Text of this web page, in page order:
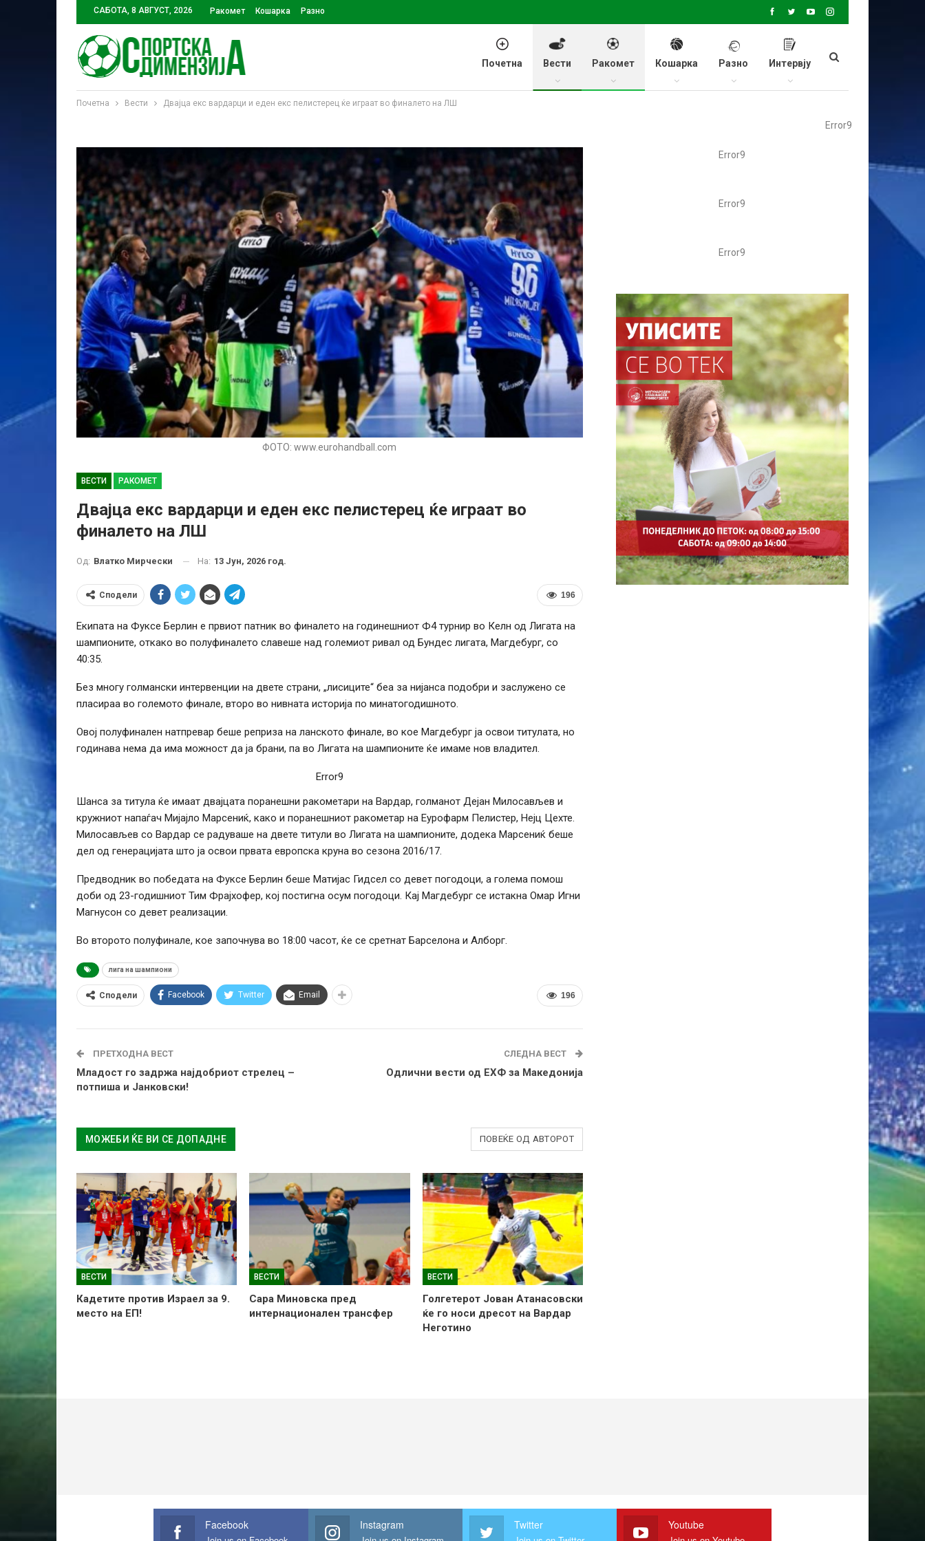
САБОТА, 8 АВГУСТ, 2026 Ракомет Кошарка Разно
Почетна Вести Ракомет Кошарка Разно Интервју
Почетна Вести Двајца екс вардарци и еден екс пелистерец ќе играат во финалето на ЛШ
Error9
ФОТО: www.eurohandball.com
ВЕСТИ РАКОМЕТ
Двајца екс вардарци и еден екс пелистерец ќе играат во
финалето на ЛШ
Од: Влатко Мирчески На: 13 Јун, 2026 год.
196
Сподели
Екипата на Фуксе Берлин е првиот патник во финалето на годинешниот Ф4 турнир во Келн од Лигата на
шампионите, откако во полуфиналето славеше над големиот ривал од Бундес лигата, Магдебург, со
40:35.
Без многу голмански интервенции на двете страни, „лисиците“ беа за нијанса подобри и заслужено се
пласираа во големото финале, второ во нивната историја по минатогодишното.
Овој полуфинален натпревар беше реприза на ланското финале, во кое Магдебург ја освои титулата, но
годинава нема да има можност да ја брани, па во Лигата на шампионите ќе имаме нов владител.
Error9
Шанса за титула ќе имаат двајцата поранешни ракометари на Вардар, голманот Дејан Милосављев и
кружниот напаѓач Мијајло Марсениќ, како и поранешниот ракометар на Еурофарм Пелистер, Нејц Цехте.
Милосављев со Вардар се радуваше на двете титули во Лигата на шампионите, додека Марсениќ беше
дел од генерацијата што ја освои првата европска круна во сезона 2016/17.
Предводник во победата на Фуксе Берлин беше Матијас Гидсел со девет погодоци, а голема помош
доби од 23-годишниот Тим Фрајхофер, кој постигна осум погодоци. Кај Магдебург се истакна Омар Игни
Магнусон со девет реализации.
Во второто полуфинале, кое започнува во 18:00 часот, ќе се сретнат Барселона и Алборг.
лига на шампиони
196
Сподели Facebook Twitter Email
ПРЕТХОДНА ВЕСТ
Младост го задржа најдобриот стрелец –
потпиша и Јанковски!
СЛЕДНА ВЕСТ
Одлични вести од ЕХФ за Македонија
МОЖЕБИ ЌЕ ВИ СЕ ДОПАДНЕ ПОВЕЌЕ ОД АВТОРОТ
ВЕСТИ
Кадетите против Израел за 9.
место на ЕП!
ВЕСТИ
Сара Миновска пред
интернационален трансфер
ВЕСТИ
Голгетерот Јован Атанасовски
ќе го носи дресот на Вардар
Неготино
Error9
Error9
Error9
Facebook Instagram Twitter Youtube